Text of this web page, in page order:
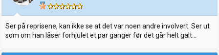
e
r
:
Ser på reprisene, kan ikke se at det var noen andre involvert. Ser ut
som om han låser forhjulet et par ganger før det går helt galt...